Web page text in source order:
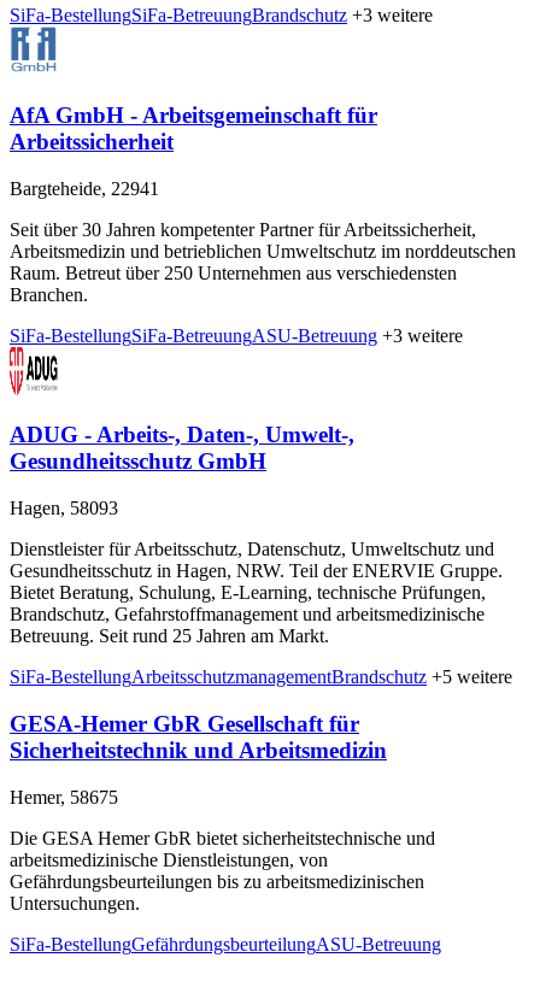
SiFa-BestellungSiFa-BetreuungBrandschutz +3 weitere
AfA GmbH - Arbeitsgemeinschaft für
Arbeitssicherheit
Bargteheide, 22941
Seit über 30 Jahren kompetenter Partner für Arbeitssicherheit,
Arbeitsmedizin und betrieblichen Umweltschutz im norddeutschen
Raum. Betreut über 250 Unternehmen aus verschiedensten
Branchen.
SiFa-BestellungSiFa-BetreuungASU-Betreuung +3 weitere
ADUG - Arbeits-, Daten-, Umwelt-,
Gesundheitsschutz GmbH
Hagen, 58093
Dienstleister für Arbeitsschutz, Datenschutz, Umweltschutz und
Gesundheitsschutz in Hagen, NRW. Teil der ENERVIE Gruppe.
Bietet Beratung, Schulung, E-Learning, technische Prüfungen,
Brandschutz, Gefahrstoffmanagement und arbeitsmedizinische
Betreuung. Seit rund 25 Jahren am Markt.
SiFa-BestellungArbeitsschutzmanagementBrandschutz +5 weitere
GESA-Hemer GbR Gesellschaft für
Sicherheitstechnik und Arbeitsmedizin
Hemer, 58675
Die GESA Hemer GbR bietet sicherheitstechnische und
arbeitsmedizinische Dienstleistungen, von
Gefährdungsbeurteilungen bis zu arbeitsmedizinischen
Untersuchungen.
SiFa-BestellungGefährdungsbeurteilungASU-Betreuung